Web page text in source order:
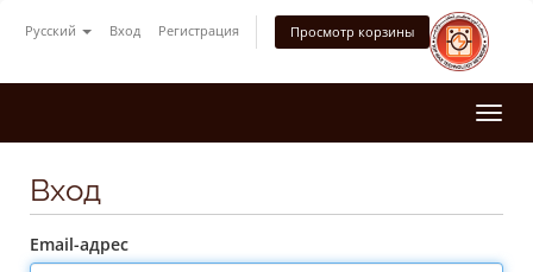
Русский Вход Регистрация Просмотр корзины
Вход
Email-адрес